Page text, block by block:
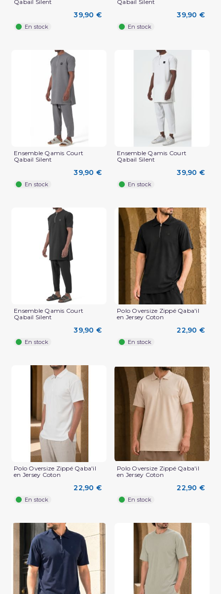
(3 avis)
Qabail Silent
39,90 €
En stock
Qabail Silent
39,90 €
En stock
Ensemble Qamis Court
Qabail Silent
39,90 €
En stock
Ensemble Qamis Court
Qabail Silent
39,90 €
En stock
Ensemble Qamis Court
Qabail Silent
39,90 €
En stock
Polo Oversize Zippé Qaba'il
en Jersey Coton
22,90 €
En stock
Polo Oversize Zippé Qaba'il
en Jersey Coton
22,90 €
En stock
Polo Oversize Zippé Qaba'il
en Jersey Coton
22,90 €
En stock